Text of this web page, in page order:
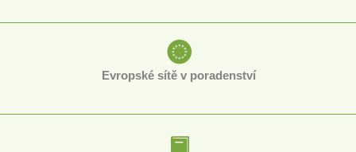
Evropské sítě v poradenství